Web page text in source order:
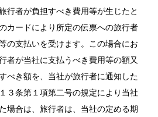
行者が負担すべき費用等が生じたと
カードにより所定の伝票への旅行者
の支払いを受けます。この場合にお
者が当社に支払うべき費用等の額又
べき額を、当社が旅行者に通知した
３条第１項第二号の規定により当社
場合は、旅行者は、当社の定める期